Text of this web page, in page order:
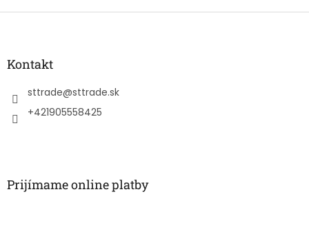
Z
Kontakt
sttrade@sttrade.sk
+421905558425
Prijímame online platby